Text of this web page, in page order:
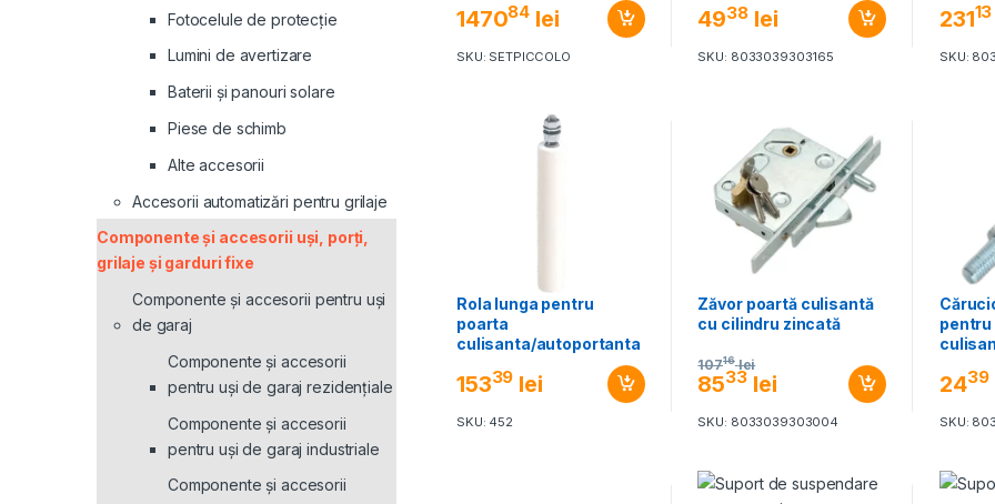
147084 lei
SKU: SETPICCOLO
4938 lei
SKU: 8033039303165
23113
SKU:
Rola lunga pentru
poarta
culisanta/autoportanta
15339 lei
SKU: 452
Zăvor poartă culisantă
cu cilindru zincată
8533 lei
10716 lei
SKU: 8033039303004
pentru
2439
SKU:
Fotocelule de protecție
Lumini de avertizare
Baterii și panouri solare
Piese de schimb
Alte accesorii
Accesorii automatizări pentru grilaje
Componente și accesorii uși, porți,
grilaje și garduri fixe
Componente și accesorii pentru uși
de garaj
Componente și accesorii
pentru uși de garaj rezidențiale
Componente și accesorii
pentru uși de garaj industriale
Componente și accesorii